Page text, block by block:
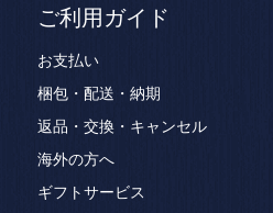
ご利用ガイド
お支払い
梱包・配送・納期
返品・交換・キャンセル
海外の方へ
ギフトサービス